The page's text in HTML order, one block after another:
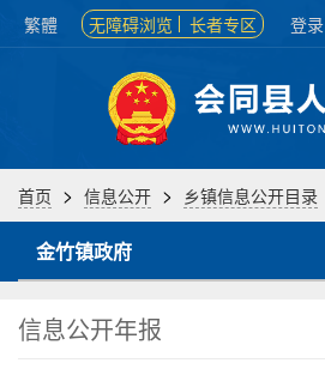
繁體 无障碍浏览 长者专区 登录
首页 > 信息公开 > 乡镇信息公开目录
金竹镇政府
信息公开年报